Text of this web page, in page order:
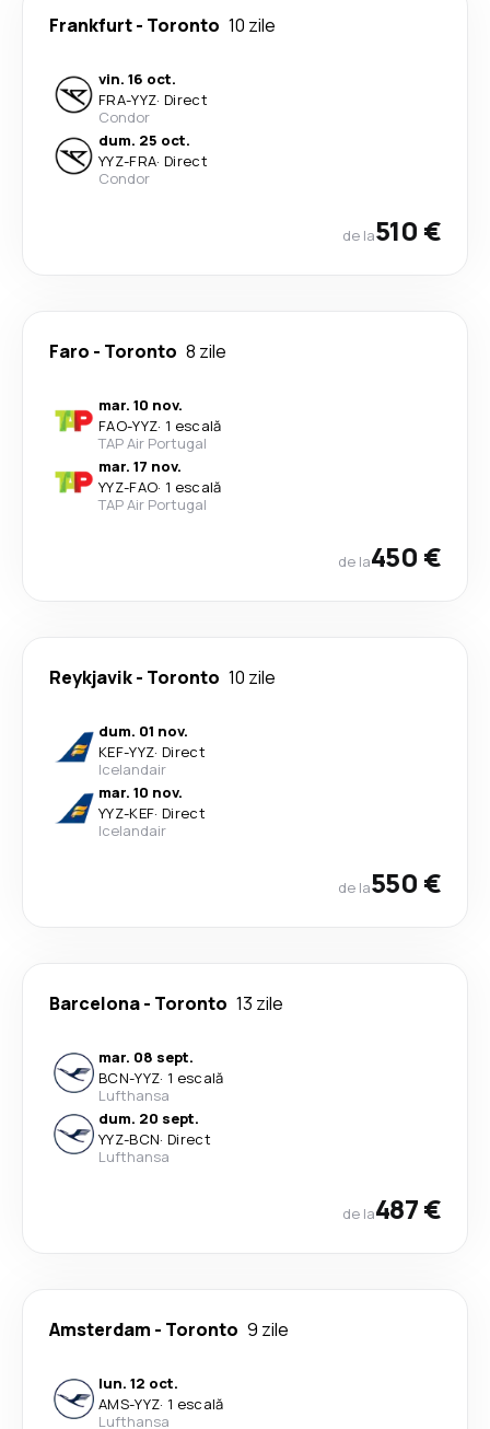
Frankfurt- Toronto 10 zile
vin. 16 oct.
FRA-YYZ· Direct
Condor
dum. 25 oct.
YYZ-FRA· Direct
Condor
de la510 €
Faro - Toronto 8 zile
mar. 10 nov.
FAO-YYZ· 1 escală
TAP Air Portugal
mar. 17 nov.
YYZ-FAO· 1 escală
TAP Air Portugal
de la450 €
Reykjavik- Toronto 10 zile
dum. 01 nov.
KEF-YYZ· Direct
Icelandair
mar. 10 nov.
YYZ-KEF· Direct
Icelandair
de la550 €
Barcelona- Toronto 13 zile
mar. 08 sept.
BCN-YYZ· 1 escală
Lufthansa
dum. 20 sept.
YYZ-BCN· Direct
Lufthansa
de la487 €
Amsterdam - Toronto 9 zile
lun. 12 oct.
AMS-YYZ· 1 escală
Lufthansa